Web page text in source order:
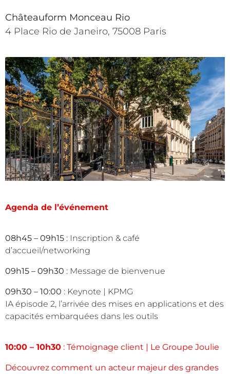
Châteauform Monceau Rio
4 Place Rio de Janeiro, 75008 Paris
Agenda de l’événement
08h45 – 09h15 : Inscription & café
d’accueil/networking
09h15 – 09h30 : Message de bienvenue
09h30 – 10:00 : Keynote | KPMG
IA épisode 2, l’arrivée des mises en applications et des
capacités embarquées dans les outils
10:00 – 10h30 : Témoignage client | Le Groupe Joulie
Découvrez comment un acteur majeur des grandes